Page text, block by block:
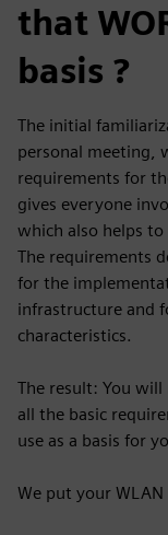
that
basis ?
The initial
personal meeting,
requirements for
gives everyone
which also helps
The requirements
for the
infrastructure and
characteristics.
The result: You
all the basic
use as a basis for
We put your